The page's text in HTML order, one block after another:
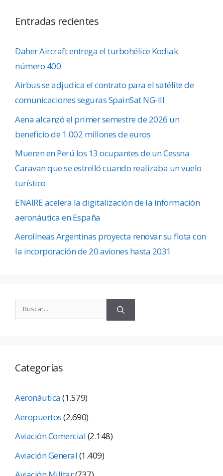
Entradas recientes
Daher Aircraft entrega el turbohélice Kodiak
número 400
Airbus se adjudica el contrato para el satélite de
comunicaciones seguras SpainSat NG-III
Aena alcanzó el primer semestre de 2026 un
beneficio de 1.002 millones de euros
Mueren en Perú los 13 ocupantes de un Cessna
Caravan que se estrelló cuando realizaba un vuelo
turístico
ENAIRE acelera la digitalización de la información
aeronáutica en España
Aerolíneas Argentinas proyecta renovar su flota con
la incorporación de 20 aviones hasta 2031
Categorías
Aeronáutica(1.579)
Aeropuertos(2.690)
Aviación Comercial(2.148)
Aviación General(1.409)